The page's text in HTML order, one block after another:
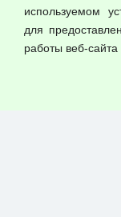
© 2026 ООО
используемом
для
работы веб-сайта